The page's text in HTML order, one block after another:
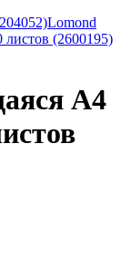
Lomond
(2600195)
А4